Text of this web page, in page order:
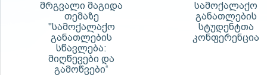
მრგვალი მაგიდა
თემაზე
"სამოქალაქო
განათლების
სწავლება:
მიღწევები და
გამოწვები“
სამოქალაქო
განათლების
სტუდენტთა
კონფერენცია